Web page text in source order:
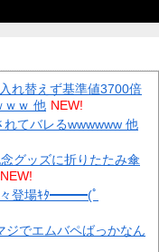
れ替えず基準値3700倍
ｗｗ 他 NEW!
れてバレるwwwwww 他
グッズに折りたたみ傘
NEW!
々登場ｷﾀ━━━(ﾟ
ジでエムバペばっかなん